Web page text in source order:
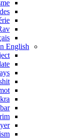
English